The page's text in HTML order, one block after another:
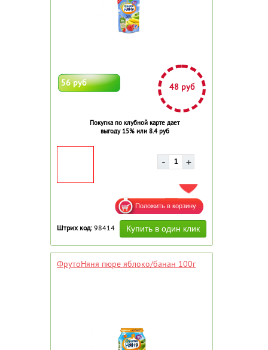
56 руб 48 руб
Покупка по клубной карте дает
выгоду 15% или 8.4 руб
ДОБАВИТЬ В ИЗБРАННОЕ
Штрих код: 98414
ФрутоНяня пюре яблоко/банан 100г